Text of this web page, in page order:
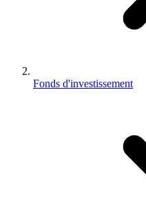
Fonds d'investissement